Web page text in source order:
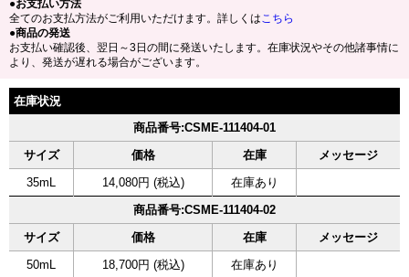
●お支払い方法
全てのお支払方法がご利用いただけます。詳しくはこちら
●商品の発送
お支払い確認後、翌日～3日の間に発送いたします。在庫状況やその他諸事情に
より、発送が遅れる場合がございます。
在庫状況
商品番号:CSME-111404-01
サイズ
価格 在庫
メッセージ
35mL
14,080円 (税込)
在庫あり
商品番号:CSME-111404-02
サイズ
価格 在庫
メッセージ
50mL
18,700円 (税込)
在庫あり